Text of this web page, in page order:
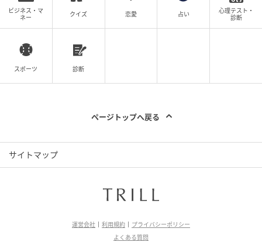
ビジネス・マ
ネー
クイズ 恋愛 占い
心理テスト・
診断
スポーツ 診断
ページトップへ戻る
サイトマップ
運営会社 利用規約
プライバシーポリシー
よくある質問